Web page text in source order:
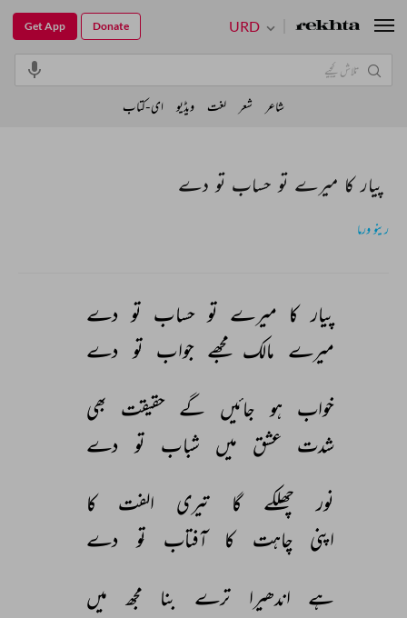
پیار کا میرے تو حساب تو دے
رینو ورما
پیار کا میرے تو حساب تو دے
میرے مالک مجھے جواب تو دے
خواب ہو جائیں گے حقیقت بھی
شدت عشق میں شباب تو دے
نور چھلکے گا تیری الفت
کا
اپنی
چاہت کا آفتاب تو دے
ہے اندھیرا ترے بنا مجھ
میں
URD
Get App Donate
شاعر شعر لغت ویڈیو ای-کتاب